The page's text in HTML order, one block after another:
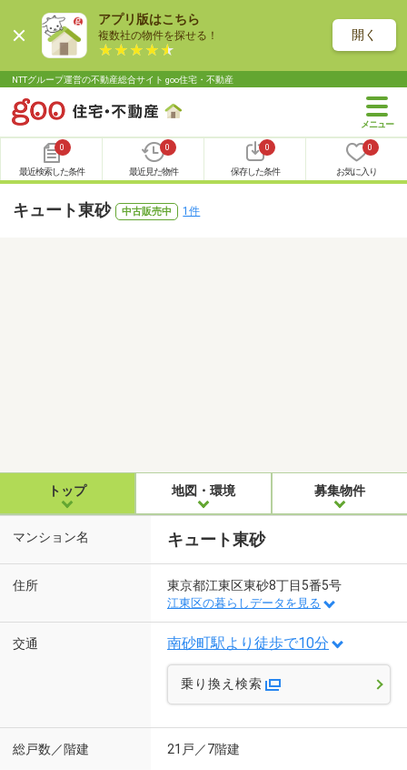
アプリ版はこちら
複数社の物件を探せる！ 開く
NTTグループ運営の不動産総合サイト goo住宅・不動産
0
最近検索した条件
0
最近見た物件
0
保存した条件
0
お気に入り
キュート東砂 中古販売中 1件
トップ 地図・環境 募集物件
マンション名 キュート東砂
住所 東京都江東区東砂8丁目5番5号
江東区の暮らしデータを見る
交通 南砂町駅より徒歩で10分
乗り換え検索
総戸数／階建 21戸／7階建